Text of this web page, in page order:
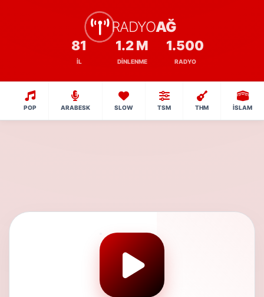
RADYOAĞ
81
İL
1.2 M
DINLENME
1.500
RADYO
POP ARABESK SLOW TSM THM İSLAM